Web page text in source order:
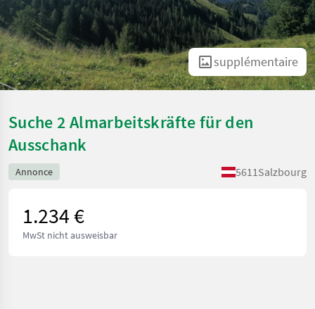
supplémentaire
Suche 2 Almarbeitskräfte für den
Ausschank
Annonce 5611Salzbourg
1.234 €
MwSt nicht ausweisbar